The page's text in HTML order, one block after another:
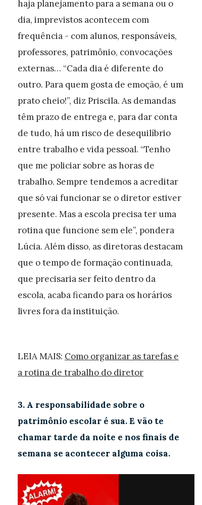
haja planejamento para a semana ou o
dia, imprevistos acontecem com
frequência - com alunos, responsáveis,
professores, patrimônio, convocações
externas… “Cada dia é diferente do
outro. Para quem gosta de emoção, é um
prato cheio!”, diz Priscila. As demandas
têm prazo de entrega e, para dar conta
de tudo, há um risco de desequilíbrio
entre trabalho e vida pessoal. “Tenho
que me policiar sobre as horas de
trabalho. Sempre tendemos a acreditar
que só vai funcionar se o diretor estiver
presente. Mas a escola precisa ter uma
rotina que funcione sem ele”, pondera
Lúcia. Além disso, as diretoras destacam
que o tempo de formação continuada,
que precisaria ser feito dentro da
escola, acaba ficando para os horários
livres fora da instituição.
LEIA MAIS: Como organizar as tarefas e
a rotina de trabalho do diretor
3. A responsabilidade sobre o
patrimônio escolar é sua. E vão te
chamar tarde da noite e nos finais de
semana se acontecer alguma coisa.